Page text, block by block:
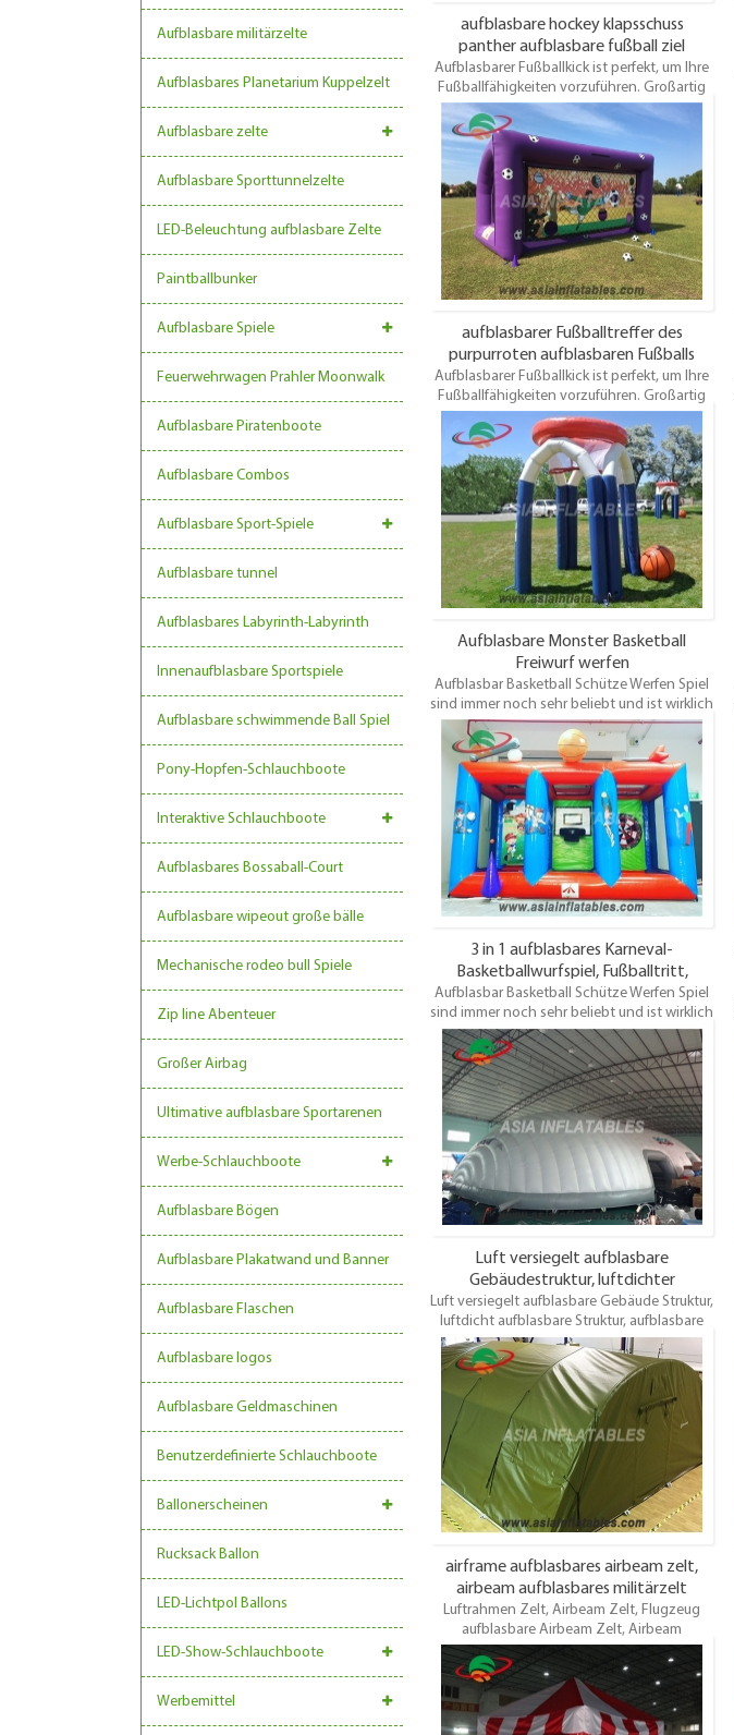
Aufblasbare militärzelte
Aufblasbares Planetarium Kuppelzelt
Aufblasbare zelte
Aufblasbare Sporttunnelzelte
LED-Beleuchtung aufblasbare Zelte
Paintballbunker
Aufblasbare Spiele
Feuerwehrwagen Prahler Moonwalk
Aufblasbare Piratenboote
Aufblasbare Combos
Aufblasbare Sport-Spiele
Aufblasbare tunnel
Aufblasbares Labyrinth-Labyrinth
Innenaufblasbare Sportspiele
Aufblasbare schwimmende Ball Spiel
Pony-Hopfen-Schlauchboote
Interaktive Schlauchboote
Aufblasbares Bossaball-Court
Aufblasbare wipeout große bälle
Mechanische rodeo bull Spiele
Zip line Abenteuer
Großer Airbag
Ultimative aufblasbare Sportarenen
Werbe-Schlauchboote
Aufblasbare Bögen
Aufblasbare Plakatwand und Banner
Aufblasbare Flaschen
Aufblasbare logos
Aufblasbare Geldmaschinen
Benutzerdefinierte Schlauchboote
Ballonerscheinen
Rucksack Ballon
LED-Lichtpol Ballons
LED-Show-Schlauchboote
Werbemittel
aufblasbare hockey klapsschuss
panther aufblasbare fußball ziel
Aufblasbarer Fußballkick ist perfekt, um Ihre
Fußballfähigkeiten vorzuführen. Großartig
für Events und sehr günstig! Wählen Sie Ihre
eigenen Farben und Kunstwerke! Wird
komplett mit elektrischem Gebläse und
Ankerpfählen geliefert und ein Test /
Sicherheitszertifikat. Dieses aufblasbare
Fußballtor ist für jedes Alter geeignet und
macht großen Spaß.
aufblasbarer Fußballtreffer des
purpurroten aufblasbaren Fußballs
Aufblasbarer Fußballkick ist perfekt, um Ihre
Fußballfähigkeiten vorzuführen. Großartig
für Events und sehr günstig! Wählen Sie Ihre
eigenen Farben und Kunstwerke! Wird
komplett mit elektrischem Gebläse und
Ankerpfählen geliefert und ein Test /
Sicherheitszertifikat. Dieses aufblasbare
Fußballtor ist für jedes Alter geeignet und
macht großen Spaß.
Aufblasbare Monster Basketball
Freiwurf werfen
Aufblasbar Basketball Schütze Werfen Spiel
sind immer noch sehr beliebt und ist wirklich
eine sehr gute Idee für ein
Vermietungsunternehmen. Also
enttäuschen Sie Ihre Kunden nicht, die sich
vielleicht anderswo umsehen! Diese
Basketball werfen Spiel ist für jedes Alter
geeignet und macht großen Spaß. Um
Enttäuschungen zu vermeiden, buchen Sie
dieses Schlauchboot frühzeitig.
3 in 1 aufblasbares Karneval-
Basketballwurfspiel, Fußballtritt,
aufblasbares Bogenschießenziel
Aufblasbar Basketball Schütze Werfen Spiel
sind immer noch sehr beliebt und ist wirklich
eine sehr gute Idee für ein
Vermietungsunternehmen. Also
enttäuschen Sie Ihre Kunden nicht, die sich
vielleicht anderswo umsehen! Diese
Basketball werfen Spiel ist für jedes Alter
geeignet und macht großen Spaß. Um
Enttäuschungen zu vermeiden, buchen Sie
dieses Schlauchboot frühzeitig.
Luft versiegelt aufblasbare
Gebäudestruktur, luftdichter
aufblasbarer Messestand
Luft versiegelt aufblasbare Gebäude Struktur,
luftdicht aufblasbare Struktur, aufblasbare
Gebäude Struktur, aufblasbare Messestand.
aufblasbare Gebäudestruktur ist das
berühmteste Zelt im Bereich der
aufblasbaren Zelte. es ist ein gutes
Werkzeug für verschiedene
Veranstaltungen, Partys, Werbung,
Hochzeit, Trading Shows und Ausstellungen
und so weiter.
airframe aufblasbares airbeam zelt,
airbeam aufblasbares militärzelt
Luftrahmen Zelt, Airbeam Zelt, Flugzeug
aufblasbare Airbeam Zelt, Airbeam
aufblasbaren militärischen Zelt. Dies
Airbeam aufblasbares Militärzelt wird durch
den Luftrahmen gestützt und kann auch
sehr leicht sein, anders als das gemeinsame
aufblasbare Zelt, das durch doppelte